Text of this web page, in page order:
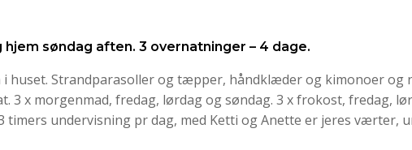
søndag aften. 3 overnatninger – 4 dage.
Strandparasoller og tæpper, håndklæder og kimonoer og
x morgenmad, fredag, lørdag og søndag. 3 x frokost, fredag,
undervisning pr dag, med Ketti og Anette er jeres værter,